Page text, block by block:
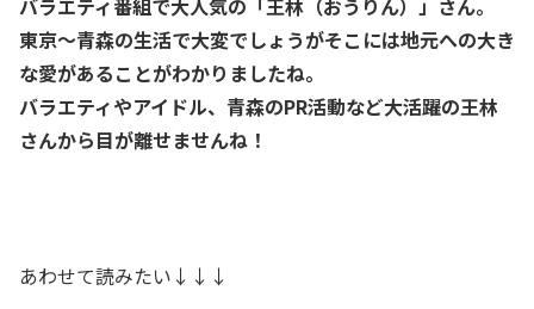
バラエティ番組で大人気の「王林（おうりん）」さん。
東京～青森の生活で大変でしょうがそこには地元への大き
な愛があることがわかりましたね。
バラエティやアイドル、青森のPR活動など大活躍の王林
さんから目が離せませんね！
あわせて読みたい↓↓↓